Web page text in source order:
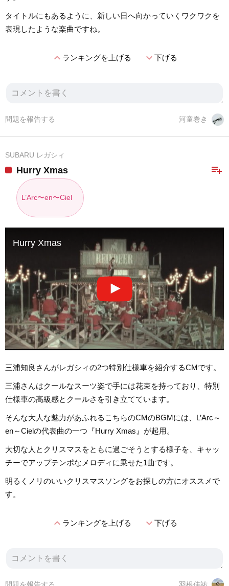
タイトルにもあるように、新しい日へ向かっていくワクワクを
表現したような楽曲ですね。
expand_lessランキングを上げる expand_more下げる
河童巻き
問題を報告する
SUBARU レガシィ
playlist_add
Hurry Xmas
L’Arc〜en〜Ciel
Hurry Xmas
三浦知良さんがレガシィの2つ特別仕様車を紹介するCMです。
三浦さんはクールなスーツ姿で手には花束を持っており、特別
仕様車の高級感とクールさを引き立てています。
そんな大人な魅力があふれるこちらのCMのBGMには、L’Arc～
en～Cielの代表曲の一つ『Hurry Xmas』が起用。
大切な人とクリスマスをともに過ごそうとする様子を、キャッ
チーでアップテンポなメロディに乗せた1曲です。
明るくノリのいいクリスマスソングをお探しの方にオススメで
す。
expand_lessランキングを上げる expand_more下げる